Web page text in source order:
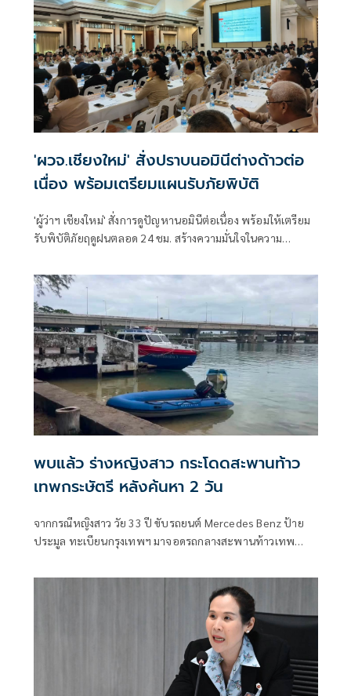
'ผวจ.เชียงใหม่' สั่งปราบนอมินีต่างด้าวต่อ
เนื่อง พร้อมเตรียมแผนรับภัยพิบัติ
'ผู้ว่าฯ เชียงใหม่' สั่งการดูปัญหานอมินีต่อเนื่อง พร้อมให้เตรียม
รับพิบัติภัยฤดูฝนตลอด 24 ชม. สร้างความมั่นใจในความ
พบแล้ว ร่างหญิงสาว กระโดดสะพานท้าว
เทพกระษัตรี หลังค้นหา 2 วัน
จากกรณีหญิงสาว วัย 33 ปี ขับรถยนต์ Mercedes Benz ป้าย
ประมูล ทะเบียนกรุงเทพฯ มาจอดรถกลางสะพานท้าวเทพ
ลงทะเลในเวลาอันรวดเร็ว ท่ามกลางความตกตะลึง ของ
ประชาชนที่พบเห็น เหตุเกิดเวลาประมาณ 18.40น. วันที่ 28